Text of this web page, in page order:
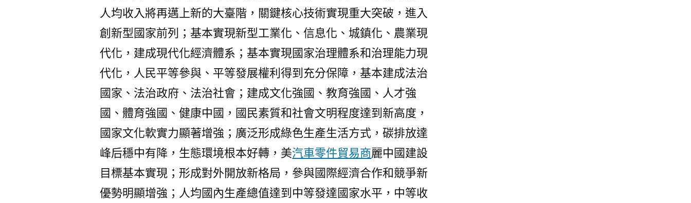
人均收入將再邁上新的大臺階，關鍵核心技術實現重大突破，進入
創新型國家前列；基本實現新型工業化、信息化、城鎮化、農業現
代化，建成現代化經濟體系；基本實現國家治理體系和治理能力現
代化，人民平等參與、平等發展權利得到充分保障，基本建成法治
國家、法治政府、法治社會；建成文化強國、教育強國、人才強
國、體育強國、健康中國，國民素質和社會文明程度達到新高度，
國家文化軟實力顯著增強；廣泛形成綠色生產生活方式，碳排放達
峰后穩中有降，生態環境根本好轉，美汽車零件貿易商麗中國建設
目標基本實現；形成對外開放新格局，參與國際經濟合作和競爭新
優勢明顯增強；人均國內生產總值達到中等發達國家水平，中等收